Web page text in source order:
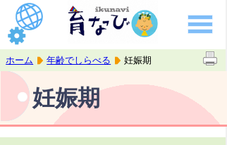
ホーム 年齢でしらべる 妊娠期
妊娠期